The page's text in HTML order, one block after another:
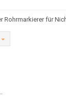
Rohrmarkierer für